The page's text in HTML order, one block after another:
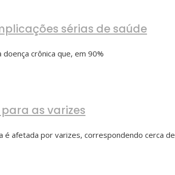
sérias de saúde
crônica que, em 90%
as varizes
é afetada por varizes, correspondendo cerca de